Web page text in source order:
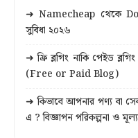
➜ Namecheap থেকে
সুবিধা ২০২৬
➜ ফ্রি ব্লগিং নাকি পেইড
(Free or Paid Blog)
➜ কিভাবে আপনার পণ্য বা
এ ? বিজ্ঞাপন পরিকল্পনা ও